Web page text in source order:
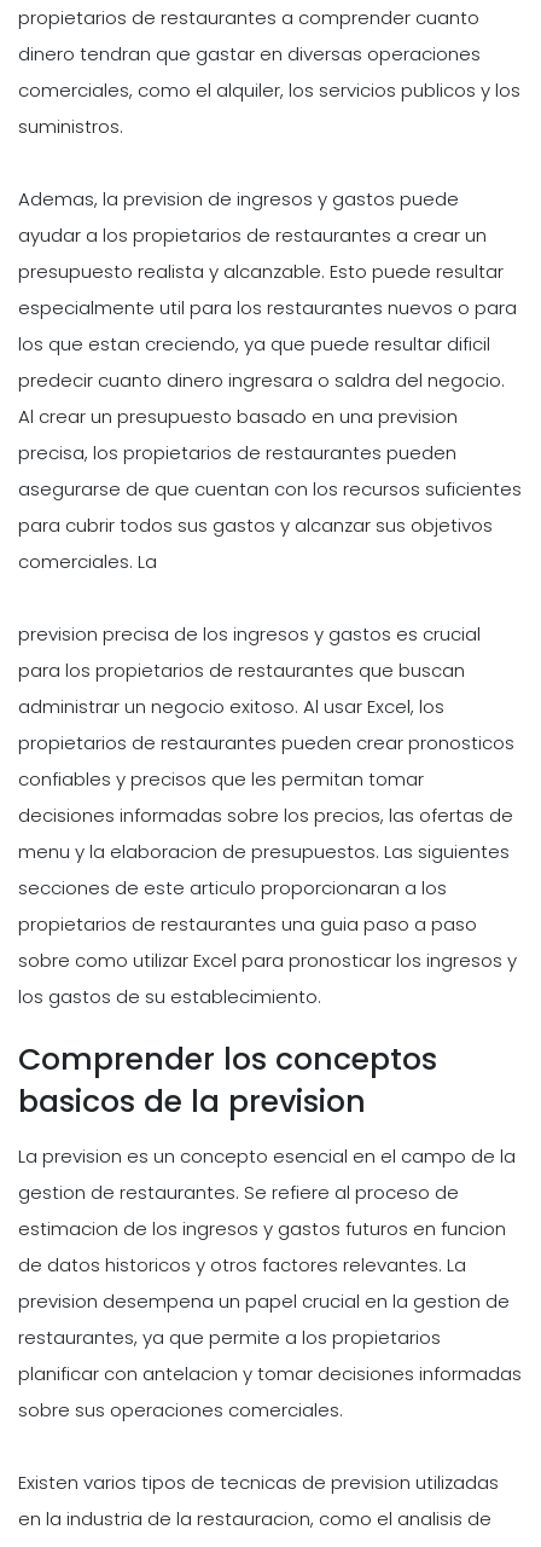
propietarios de restaurantes a comprender cuanto
dinero tendran que gastar en diversas operaciones
comerciales, como el alquiler, los servicios publicos y los
suministros.
Ademas, la prevision de ingresos y gastos puede
ayudar a los propietarios de restaurantes a crear un
presupuesto realista y alcanzable. Esto puede resultar
especialmente util para los restaurantes nuevos o para
los que estan creciendo, ya que puede resultar dificil
predecir cuanto dinero ingresara o saldra del negocio.
Al crear un presupuesto basado en una prevision
precisa, los propietarios de restaurantes pueden
asegurarse de que cuentan con los recursos suficientes
para cubrir todos sus gastos y alcanzar sus objetivos
comerciales. La
prevision precisa de los ingresos y gastos es crucial
para los propietarios de restaurantes que buscan
administrar un negocio exitoso. Al usar Excel, los
propietarios de restaurantes pueden crear pronosticos
confiables y precisos que les permitan tomar
decisiones informadas sobre los precios, las ofertas de
menu y la elaboracion de presupuestos. Las siguientes
secciones de este articulo proporcionaran a los
propietarios de restaurantes una guia paso a paso
sobre como utilizar Excel para pronosticar los ingresos y
los gastos de su establecimiento.
Comprender los conceptos
basicos de la prevision
La prevision es un concepto esencial en el campo de la
gestion de restaurantes. Se refiere al proceso de
estimacion de los ingresos y gastos futuros en funcion
de datos historicos y otros factores relevantes. La
prevision desempena un papel crucial en la gestion de
restaurantes, ya que permite a los propietarios
planificar con antelacion y tomar decisiones informadas
sobre sus operaciones comerciales.
Existen varios tipos de tecnicas de prevision utilizadas
en la industria de la restauracion, como el analisis de